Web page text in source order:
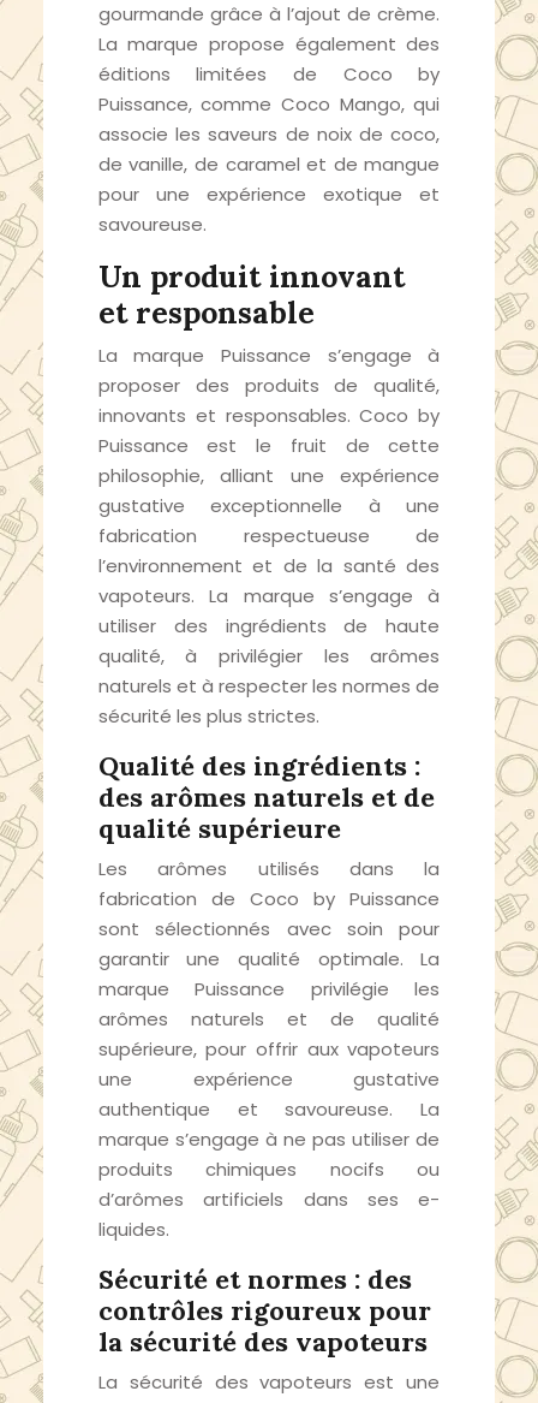
gourmande grâce à l’ajout de crème.
La marque propose également des
éditions limitées de Coco by
Puissance, comme Coco Mango, qui
associe les saveurs de noix de coco,
de vanille, de caramel et de mangue
pour une expérience exotique et
savoureuse.
Un produit innovant
et responsable
La marque Puissance s’engage à
proposer des produits de qualité,
innovants et responsables. Coco by
Puissance est le fruit de cette
philosophie, alliant une expérience
gustative exceptionnelle à une
fabrication respectueuse de
l’environnement et de la santé des
vapoteurs. La marque s’engage à
utiliser des ingrédients de haute
qualité, à privilégier les arômes
naturels et à respecter les normes de
sécurité les plus strictes.
Qualité des ingrédients :
des arômes naturels et de
qualité supérieure
Les arômes utilisés dans la
fabrication de Coco by Puissance
sont sélectionnés avec soin pour
garantir une qualité optimale. La
marque Puissance privilégie les
arômes naturels et de qualité
supérieure, pour offrir aux vapoteurs
une expérience gustative
authentique et savoureuse. La
marque s’engage à ne pas utiliser de
produits chimiques nocifs ou
d’arômes artificiels dans ses e-
liquides.
Sécurité et normes : des
contrôles rigoureux pour
la sécurité des vapoteurs
La sécurité des vapoteurs est une